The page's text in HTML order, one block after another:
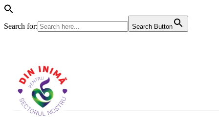
Search for: Search Button